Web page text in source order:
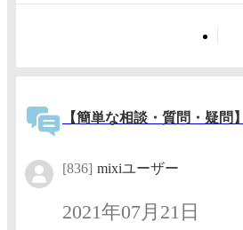
【簡単な相談・質問・疑
[836] mixiユーザー
2021年07月21日